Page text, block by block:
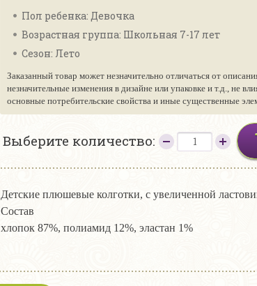
Пол ребенка: Девочка
Возрастная группа: Школьная 7-17 лет
Сезон: Лето
Заказанный товар может незначительно отличаться от
незначительные изменения в дизайне или упаковке и т.д., не
основные потребительские свойства и иные существенные
Выберите количество:
Детские плюшевые колготки, с увеличенной
Состав
хлопок 87%, полиамид 12%, эластан 1%